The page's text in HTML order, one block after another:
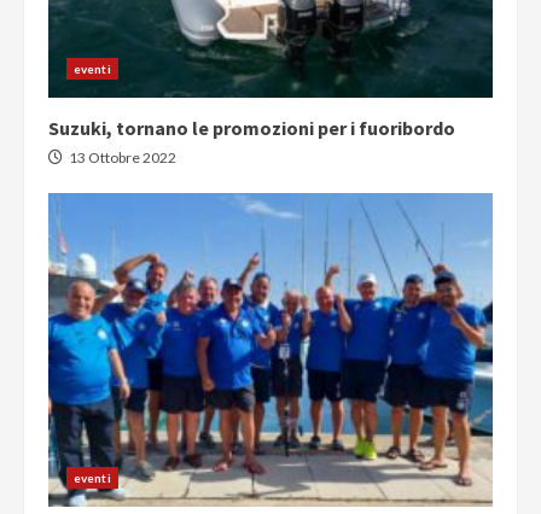
eventi
Suzuki, tornano le promozioni per i fuoribordo
13 Ottobre 2022
eventi